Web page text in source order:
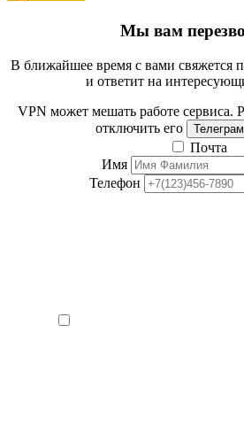
Мы вам
В ближайшее время с вами свяжется
и ответит на
VPN может мешать работе сервиса.
отключить его
Телеграм
Почта
Имя
Телефон